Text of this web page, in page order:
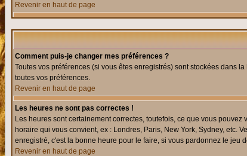
Revenir en haut de page
Comment puis-je changer mes préférences ?
Toutes vos préférences (si vous êtes enregistrés) sont stockées dans
toutes vos préférences.
Revenir en haut de page
Les heures ne sont pas correctes !
Les heures sont certainement correctes, toutefois, ce que vous
horaire qui vous convient, ex : Londres, Paris, New York, Sydney, etc.
enregistré, c'est la bonne heure pour le faire, si vous pardonnez le jeu
Revenir en haut de page